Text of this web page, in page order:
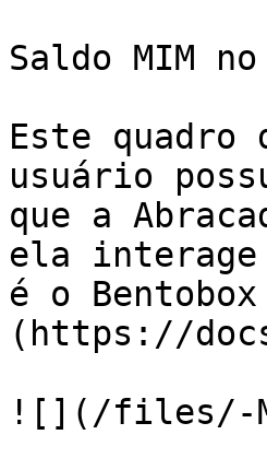
Saldo MIM
Este quadro
usuário
que a
ela interage
é o
(https://
![](/files/-